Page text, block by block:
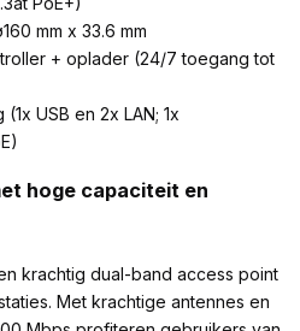
mm x 33.6 mm
+ oplader (24/7 toegang tot
USB en 2x LAN; 1x
hoge capaciteit en
krachtig dual-band access point
Met krachtige antennes en